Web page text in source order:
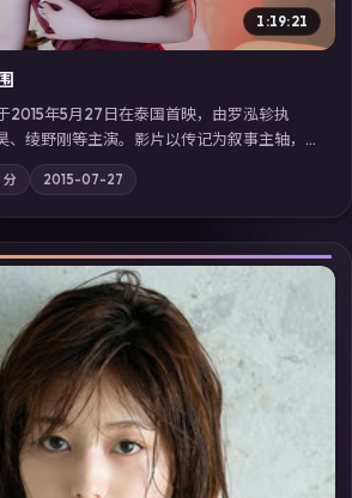
1:19:21
2015年5月27日在泰国首映，由罗泓轸执
、绫野刚等主演。影片以传记为叙事主轴，
角发现自己从未活过“真实”的一天；摄影与
站内亦可通过「国产免费观看高清电视剧在
型高分佳作，畅享高清在线追剧体验。
分 2015-07-27